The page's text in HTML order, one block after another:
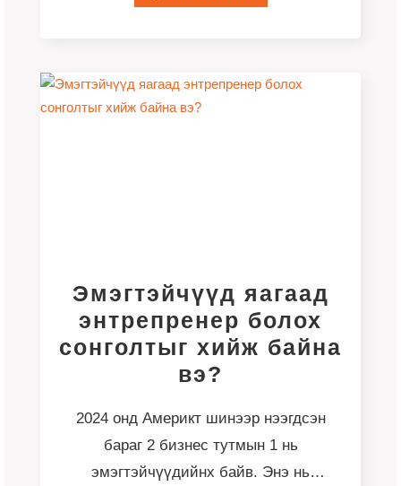
Эмэгтэйчүүд яагаад
энтрепренер болох
сонголтыг хийж байна
вэ?
2024 онд Америкт шинээр нээгдсэн
бараг 2 бизнес тутмын 1 нь
эмэгтэйчүүдийнх байв. Энэ нь